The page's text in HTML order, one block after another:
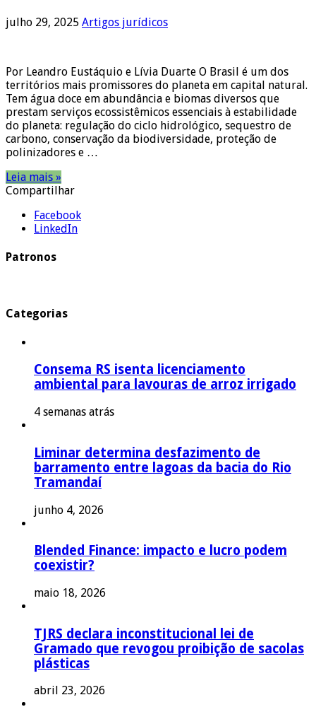
julho 29, 2025 Artigos jurídicos
Por Leandro Eustáquio e Lívia Duarte O Brasil é um dos
territórios mais promissores do planeta em capital natural.
Tem água doce em abundância e biomas diversos que
prestam serviços ecossistêmicos essenciais à estabilidade
do planeta: regulação do ciclo hidrológico, sequestro de
carbono, conservação da biodiversidade, proteção de
polinizadores e …
Leia mais »
Compartilhar
Facebook
LinkedIn
Patronos
Categorias
Consema RS isenta licenciamento
ambiental para lavouras de arroz irrigado
4 semanas atrás
Liminar determina desfazimento de
barramento entre lagoas da bacia do Rio
Tramandaí
junho 4, 2026
Blended Finance: impacto e lucro podem
coexistir?
maio 18, 2026
TJRS declara inconstitucional lei de
Gramado que revogou proibição de sacolas
plásticas
abril 23, 2026